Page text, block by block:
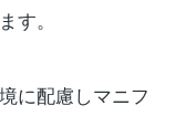
す。
に配慮しマニフ